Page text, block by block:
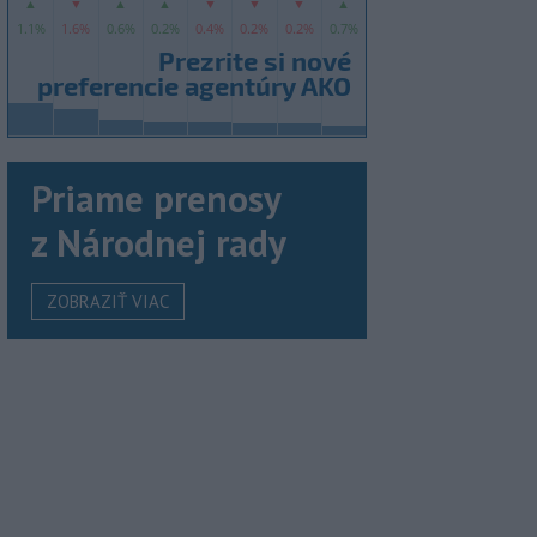
Priame prenosy
z Národnej rady
ZOBRAZIŤ VIAC